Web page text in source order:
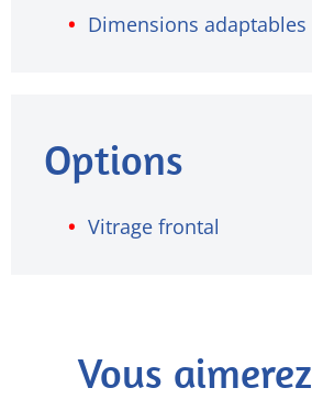
Dimensions adaptables
Options
Vitrage frontal
Vous aimerez